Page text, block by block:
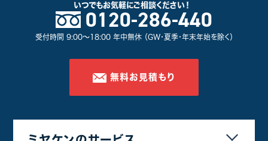
いつでもお気軽にご相談ください！
0120-286-440
受付時間 9:00～18:00 年中無休 （GW・夏季・年末年始を除く）
無料お見積もり